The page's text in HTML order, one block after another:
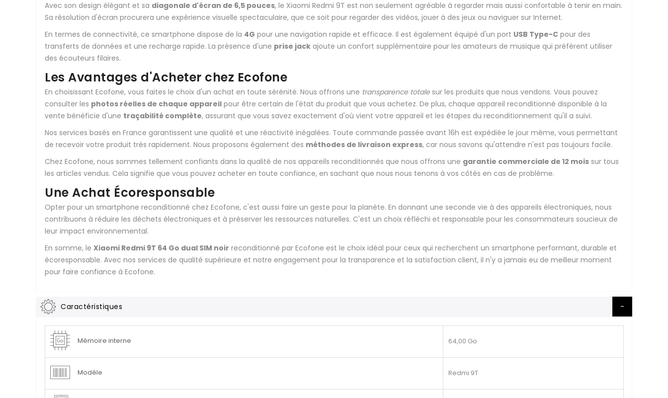
Avec son design élégant et sa diagonale d'écran de 6,5 pouces, le Xiaomi Redmi 9T est non seulement agréable à regarder mais aussi confortable à tenir en main.
Sa résolution d'écran procurera une expérience visuelle spectaculaire, que ce soit pour regarder des vidéos, jouer à des jeux ou naviguer sur Internet.
En termes de connectivité, ce smartphone dispose de la 4G pour une navigation rapide et efficace. Il est également équipé d'un port USB Type-C pour des
transferts de données et une recharge rapide. La présence d'une prise jack ajoute un confort supplémentaire pour les amateurs de musique qui préfèrent utiliser
des écouteurs filaires.
Les Avantages d'Acheter chez Ecofone
En choisissant Ecofone, vous faites le choix d'un achat en toute sérénité. Nous offrons une transparence totale sur les produits que nous vendons. Vous pouvez
consulter les photos réelles de chaque appareil pour être certain de l'état du produit que vous achetez. De plus, chaque appareil reconditionné disponible à la
vente bénéficie d'une traçabilité complète, assurant que vous savez exactement d'où vient votre appareil et les étapes du reconditionnement qu'il a suivi.
Nos services basés en France garantissent une qualité et une réactivité inégalées. Toute commande passée avant 16h est expédiée le jour même, vous permettant
de recevoir votre produit très rapidement. Nous proposons également des méthodes de livraison express, car nous savons qu'attendre n'est pas toujours facile.
Chez Ecofone, nous sommes tellement confiants dans la qualité de nos appareils reconditionnés que nous offrons une garantie commerciale de 12 mois sur tous
les articles vendus. Cela signifie que vous pouvez acheter en toute confiance, en sachant que nous nous tenons à vos côtés en cas de problème.
Une Achat Écoresponsable
Opter pour un smartphone reconditionné chez Ecofone, c'est aussi faire un geste pour la planète. En donnant une seconde vie à des appareils électroniques, nous
contribuons à réduire les déchets électroniques et à préserver les ressources naturelles. C'est un choix réfléchi et responsable pour les consommateurs soucieux de
leur impact environnemental.
En somme, le Xiaomi Redmi 9T 64 Go dual SIM noir reconditionné par Ecofone est le choix idéal pour ceux qui recherchent un smartphone performant, durable et
écoresponsable. Avec nos services de qualité supérieure et notre engagement pour la transparence et la satisfaction client, il n'y a jamais eu de meilleur moment
pour faire confiance à Ecofone.
Caractéristiques
Plus
d’informationMémoire interne 64,00 Go
Modèle Redmi 9T